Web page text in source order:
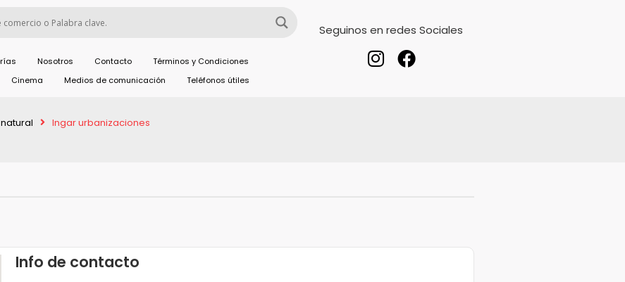
Nosotros Contacto
Términos y Condiciones
Cinema Medios de comunicación Teléfonos útiles
Seguinos en redes Sociales
Ingar urbanizaciones
Info de contacto